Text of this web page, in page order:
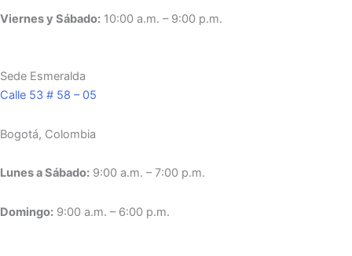
Viernes y Sábado: 10:00 a.m. – 9:00 p.m.
Sede Esmeralda
Calle 53 # 58 – 05
Bogotá, Colombia
Lunes a Sábado: 9:00 a.m. – 7:00 p.m.
Domingo: 9:00 a.m. – 6:00 p.m.